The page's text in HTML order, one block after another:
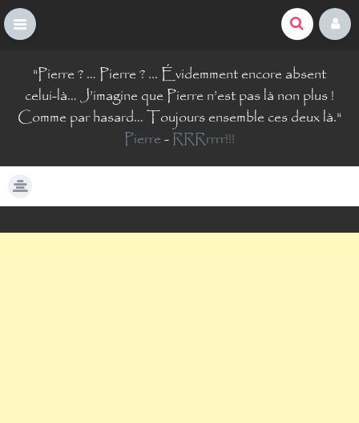
t
"Pierre ? … Pierre ? ... Évidemment encore absent
celui-là… J’imagine que Pierre n’est pas là non plus !
Comme par hasard… Toujours ensemble ces deux là."
Pierre-RRRrrrr!!!